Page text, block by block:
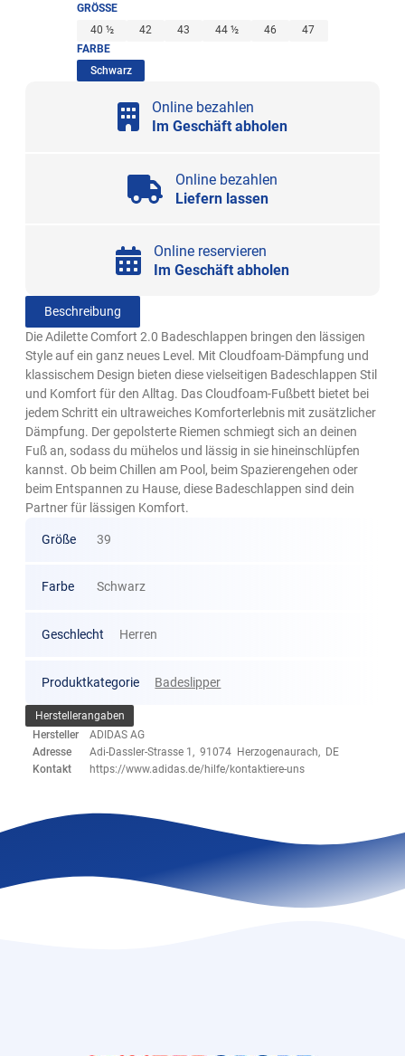
GRÖSSE
40 ½
42 43 44 ½ 46
47
FARBE
Schwarz(ausgewählt)
Online bezahlen
Im Geschäft abholen
Online bezahlen
Liefern lassen
Online reservieren
Im Geschäft abholen
Beschreibung
Die Adilette Comfort 2.0 Badeschlappen bringen den lässigen
Style auf ein ganz neues Level. Mit Cloudfoam-Dämpfung und
klassischem Design bieten diese vielseitigen Badeschlappen Stil
und Komfort für den Alltag. Das Cloudfoam-Fußbett bietet bei
jedem Schritt ein ultraweiches Komforterlebnis mit zusätzlicher
Dämpfung. Der gepolsterte Riemen schmiegt sich an deinen
Fuß an, sodass du mühelos und lässig in sie hineinschlüpfen
kannst. Ob beim Chillen am Pool, beim Spazierengehen oder
beim Entspannen zu Hause, diese Badeschlappen sind dein
Partner für lässigen Komfort.
Größe 39
Farbe Schwarz
Geschlecht Herren
Produktkategorie Badeslipper
Herstellerangaben
Hersteller
ADIDAS AG
Adresse
Adi-Dassler-Strasse 1, 91074 Herzogenaurach, DE
Kontakt
https://www.adidas.de/hilfe/kontaktiere-uns